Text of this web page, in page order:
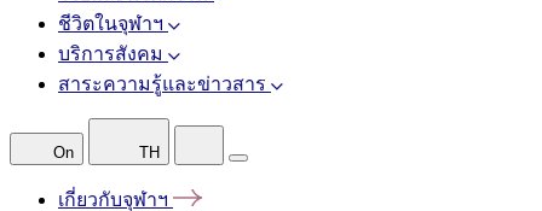
ชีวิตในจุฬาฯ
บริการสังคม
สาระความรู้และข่าวสาร
On TH
เกี่ยวกับจุฬาฯ